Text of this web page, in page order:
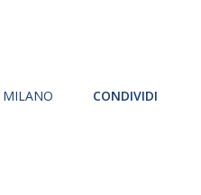
MILANO CONDIVIDI